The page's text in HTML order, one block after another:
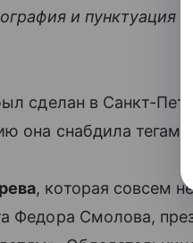
и пунктуация
сделан в Санкт-
она снабдила
, которая совсем
Федора Смолова,